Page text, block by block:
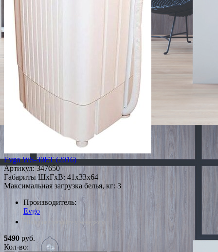
Evgo WS-30ET (2016)
Артикул:347650
Габариты ШxГxВ: 41x33x64
Максимальная загрузка белья, кг: 3
Производитель:
Evgo
*Наличие уточняйте у менеджера
5490 руб.
Кол-во: